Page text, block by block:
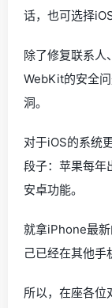
话，也可选择
除了修复联系人
WebKit的安全
洞。
对于iOS的系统
段子：苹果每年
安卓功能。
就拿iPhone最
己已经在其他手
所以，在座各位